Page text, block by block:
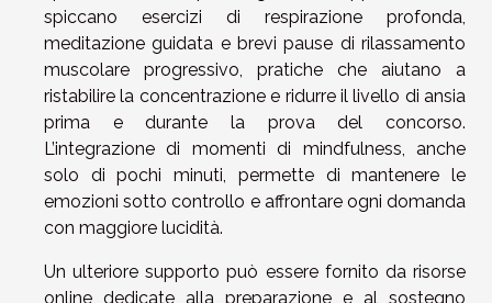
spiccano esercizi di respirazione profonda,
meditazione guidata e brevi pause di rilassamento
muscolare progressivo, pratiche che aiutano a
ristabilire la concentrazione e ridurre il livello di ansia
prima e durante la prova del concorso.
L’integrazione di momenti di mindfulness, anche
solo di pochi minuti, permette di mantenere le
emozioni sotto controllo e affrontare ogni domanda
con maggiore lucidità.
Un ulteriore supporto può essere fornito da risorse
online dedicate alla preparazione e al sostegno